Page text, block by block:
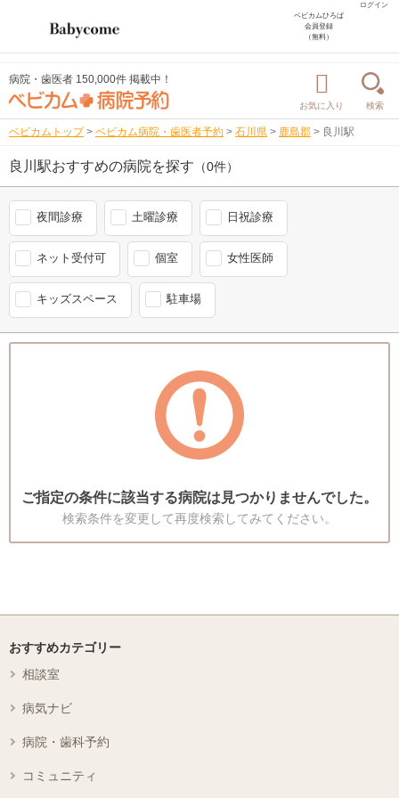
ログイン
ベビカムひろば
会員登録
（無料）
病院・歯医者 150,000件 掲載中！
お気に入り 検索
ベビカムトップ > ベビカム病院・歯医者予約 > 石川県 > 鹿島郡 > 良川駅
良川駅おすすめの病院を探す （0件）
夜間診療 土曜診療 日祝診療
ネット受付可 個室 女性医師
キッズスペース 駐車場
ご指定の条件に該当する病院は見つかりませんでした。
検索条件を変更して再度検索してみてください。
おすすめカテゴリー
相談室
病気ナビ
病院・歯科予約
コミュニティ